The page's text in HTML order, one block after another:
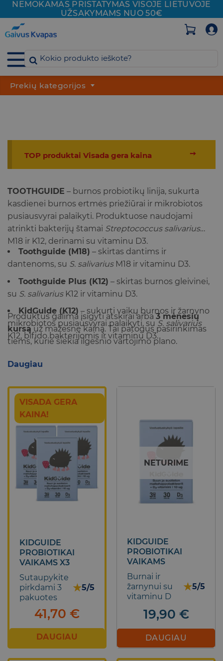
Skip
to
content
NEMOKAMAS PRISTATYMAS VISOJE LIETUVOJE
UŽSAKYMAMS NUO 50€
Prekių kategorijos
➙
TOP produktai Visada gera kaina
TOOTHGUIDE – burnos probiotikų linija, sukurta
kasdienei burnos ertmės priežiūrai ir mikrobiotos
pusiausvyrai palaikyti. Produktuose naudojami
atrinkti bakterijų štamai Streptococcus salivarius
M18 ir K12, derinami su vitaminu D3.
Toothguide (M18) – skirtas dantims ir
dantenoms, su S. salivariusM18 ir vitaminu D3.
Toothguide Plus (K12) – skirtas burnos gleivinei,
su S. salivariusK12 ir vitaminu D3.
KidGuide (K12) – sukurti vaikų burnos ir žarnyno
mikrobiotos pusiausvyrai palaikyti, su S. salivarius
K12, bifido bakterijomis ir vitaminu D3.
Produktus galima įsigyti atskirai arba3 mėnesių
kursąuž mažesnę kainą. Tai patogus pasirinkimas
tiems, kurie siekia ilgesnio vartojimo plano.
Daugiau
VISADA GERA
KAINA!
KIDGUIDE
PROBIOTIKAI
VAIKAMS X3
Sutaupykite
pirkdami 3
pakuotes
★5/5
41,70 €
DAUGIAU
NETURIME
KIDGUIDE
PROBIOTIKAI
VAIKAMS
Burnai ir
žarnynui su
vitaminu D
★5/5
19,90 €
DAUGIAU